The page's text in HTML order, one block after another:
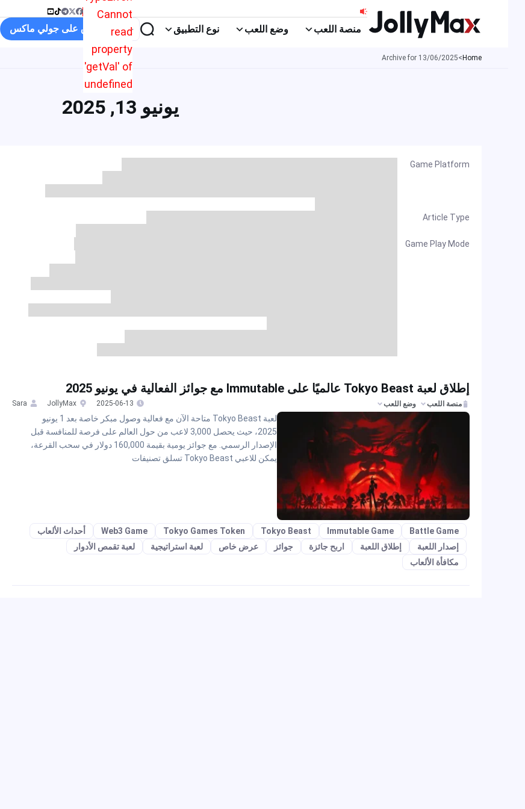
Cannot
read
property
'getVal' of
undefined
منصة اللعب وضع اللعب نوع التطبيق تسوق على جولي ماكس
Home
>
Archive for 13/06/2025
يونيو 13, 2025
Game Platform
Article Type
Game Play Mode
إطلاق لعبة Tokyo Beast عالميًا على Immutable مع جوائز الفعالية في يونيو 2025
منصة اللعب وضع اللعب 2025-06-13
JollyMax
Sara
لعبة Tokyo Beast متاحة الآن مع فعالية وصول مبكر خاصة بعد 1 يونيو
2025، حيث يحصل 3,000 لاعب من حول العالم على فرصة للمنافسة قبل
الإصدار الرسمي. مع جوائز يومية بقيمة 160,000 دولار في سحب القرعة،
يمكن للاعبي Tokyo Beast تسلق تصنيفات
Battle Game
Immutable Game
Tokyo Beast
Tokyo Games Token
Web3 Game
أحداث الألعاب
إصدار اللعبة
إطلاق اللعبة اربح جائزة جوائز عرض خاص لعبة استراتيجية
لعبة تقمص الأدوار
مكافأة الألعاب